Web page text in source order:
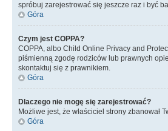
spróbuj zarejestrować się jeszcze raz i być
Góra
Czym jest COPPA?
COPPA, albo Child Online Privacy and
piśmienną zgodę rodziców lub prawnych
skontaktuj się z prawnikiem.
Góra
Dlaczego nie mogę się zarejestrować?
Możliwe jest, że właściciel strony zbanował
Góra